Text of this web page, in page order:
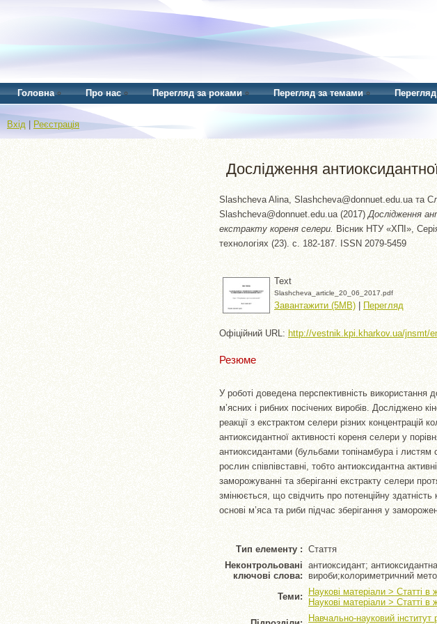
Головна Про нас Перегляд за роками Перегляд за темами
Вхід Реєстрація
Дослідження
Slashcheva Alina, Slashcheva@donnuet.edu.ua та
Slashcheva@donnuet.edu.ua (2017) Дослідження
екстракту кореня селери.
Вісник НТУ «ХПІ»,
технологіях (23). с. 182-187. ISSN 2079-5459
Text
Slashcheva_article_20_06_2017.pdf
Завантажити (5MB) | Перегляд
Офіційний URL: http://vestnik.kpi.kharkov.ua/jnsmt/
Резюме
У роботі доведена перспективність використання
м’ясних і рибних посічених виробів. Досліджено
реакції з екстрактом селери різних концентрацій
антиоксидантної активності кореня селери у
антиоксидантами (бульбами топінамбура і листям
рослин співпівставні, тобто антиоксидантна
заморожуванні та зберіганні екстракту селери
змінюється, що свідчить про потенційну
основі м’яса та риби підчас зберігання у
Тип елементу : Стаття
Неконтрольовані
ключові слова:
антиоксидант; антиоксидантна
вироби;колориметричний
Теми:
Наукові матеріали > Статті в
Наукові матеріали > Статті в
Навчально-науковий